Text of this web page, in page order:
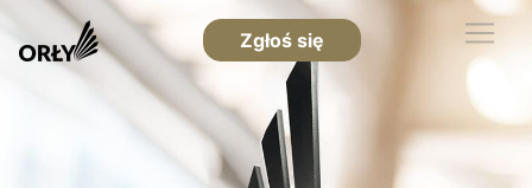
Zgłoś się